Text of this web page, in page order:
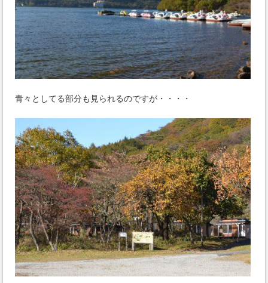
青々としてる部分も見られるのですが・・・・